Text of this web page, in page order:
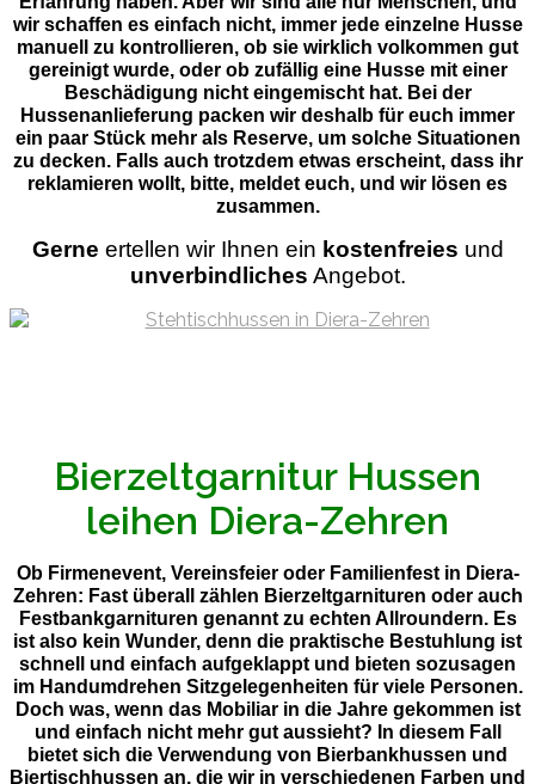
wir schaffen es einfach nicht, immer jede einzelne Husse
manuell zu kontrollieren, ob sie wirklich volkommen gut
gereinigt wurde, oder ob zufällig eine Husse mit einer
Beschädigung nicht eingemischt hat. Bei der
Hussenanlieferung packen wir deshalb für euch immer
ein paar Stück mehr als Reserve, um solche Situationen
zu decken. Falls auch trotzdem etwas erscheint, dass ihr
reklamieren wollt, bitte, meldet euch, und wir lösen es
zusammen.
Gerne ertellen wir Ihnen ein kostenfreies und
unverbindliches Angebot.
Bierzeltgarnitur Hussen
leihen Diera-Zehren
Ob Firmenevent, Vereinsfeier oder Familienfest in Diera-
Zehren: Fast überall zählen Bierzeltgarnituren oder auch
Festbankgarnituren genannt zu echten Allroundern. Es
ist also kein Wunder, denn die praktische Bestuhlung ist
schnell und einfach aufgeklappt und bieten sozusagen
im Handumdrehen Sitzgelegenheiten für viele Personen.
Doch was, wenn das Mobiliar in die Jahre gekommen ist
und einfach nicht mehr gut aussieht? In diesem Fall
bietet sich die Verwendung von Bierbankhussen und
Biertischhussen an, die wir in verschiedenen Farben und